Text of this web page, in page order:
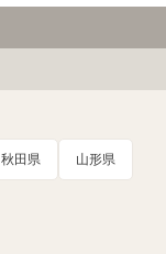
秋田県 山形県